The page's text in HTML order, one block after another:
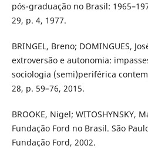
pós-graduação no Brasil:
29, p. 4, 1977.
BRINGEL, Breno; DOMINGUES,
extroversão e autonomia:
sociologia (semi)periférica
28, p. 59–76, 2015.
BROOKE, Nigel; WITOSHYNSKY,
Fundação Ford no Brasil. São
Fundação Ford, 2002.